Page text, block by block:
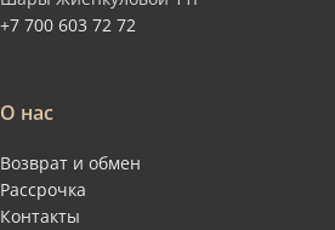
+7 700 603 72 72
О нас
Возврат и обмен
Рассрочка
Контакты